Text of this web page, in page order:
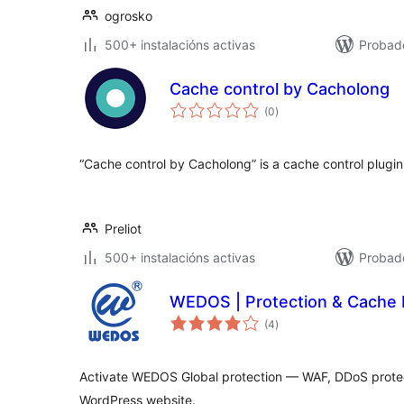
ogrosko
500+ instalacións activas
Cache control by Cacholong
(0valoracións
totais
)
“Cache control by Cacholong” is a cache control
Preliot
500+ instalacións activas
WEDOS | Protection &
(4valoracións
totais
)
Activate WEDOS Global protection — WAF, DDoS
WordPress website.